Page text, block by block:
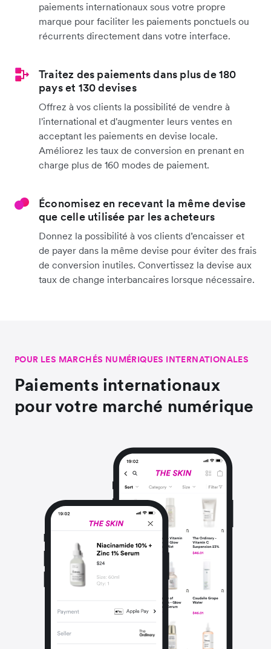
paiements internationaux sous votre propre
marque pour faciliter les paiements ponctuels ou
récurrents directement dans votre interface.
Traitez des paiements dans plus de 180
pays et 130 devises
Offrez à vos clients la possibilité de vendre à
l'international et d'augmenter leurs ventes en
acceptant les paiements en devise locale.
Améliorez les taux de conversion en prenant en
charge plus de 160 modes de paiement.
Économisez en recevant la même devise
que celle utilisée par les acheteurs
Donnez la possibilité à vos clients d’encaisser et
de payer dans la même devise pour éviter des frais
de conversion inutiles. Convertissez la devise aux
taux de change interbancaires lorsque nécessaire.
POUR LES MARCHÉS NUMÉRIQUES INTERNATIONALES
Paiements internationaux
pour votre marché numérique